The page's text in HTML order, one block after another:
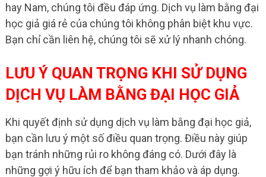
hay Nam, chúng tôi đều đáp ứng. Dịch vụ làm bằng đại
học giả giá rẻ của chúng tôi không phân biệt khu vực.
Bạn chỉ cần liên hệ, chúng tôi sẽ xử lý nhanh chóng.
LƯU Ý QUAN TRỌNG KHI SỬ DỤNG
DỊCH VỤ LÀM BẰNG ĐẠI HỌC GIẢ
Khi quyết định sử dụng dịch vụ làm bằng đại học giả,
bạn cần lưu ý một số điều quan trọng. Điều này giúp
bạn tránh những rủi ro không đáng có. Dưới đây là
những gợi ý hữu ích để bạn tham khảo và áp dụng.